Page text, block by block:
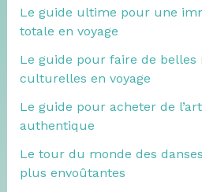
Le guide ultime pour une
totale en voyage
Le guide pour faire de belles
culturelles en voyage
Le guide pour acheter de
authentique
Le tour du monde des
plus envoûtantes